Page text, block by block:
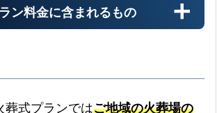
安置料金
ドライアイス
ン料金に含まれるもの
葬式プランではご地域の火葬場の